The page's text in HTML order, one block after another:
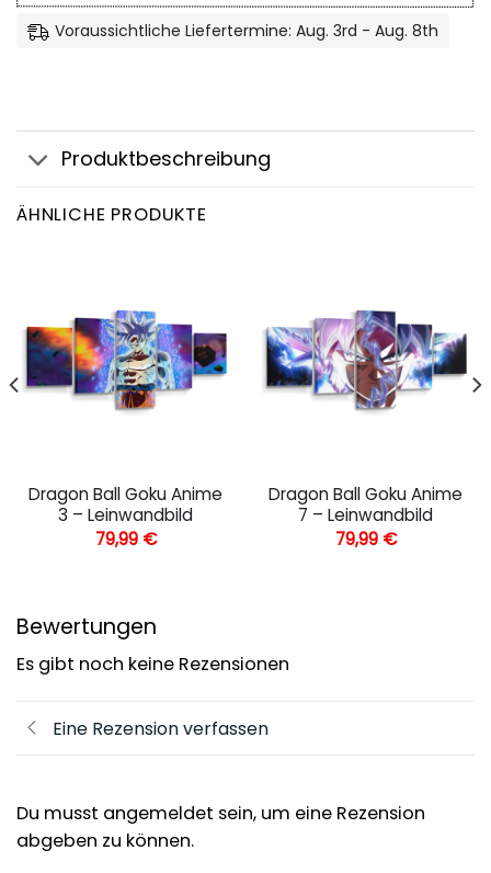
Voraussichtliche Liefertermine: Aug. 3rd - Aug. 8th
Produktbeschreibung
ÄHNLICHE PRODUKTE
Dragon Ball Goku Anime
3 – Leinwandbild
79,99 €
Dragon Ball Goku Anime
7 – Leinwandbild
79,99 €
Bewertungen
Es gibt noch keine Rezensionen
Eine Rezension verfassen
Du musst angemeldet sein, um eine Rezension
abgeben zu können.